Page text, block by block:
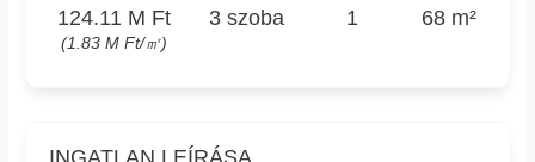
124.11 M Ft
(1.83 M Ft/㎡)
3 szoba 1 68 m²